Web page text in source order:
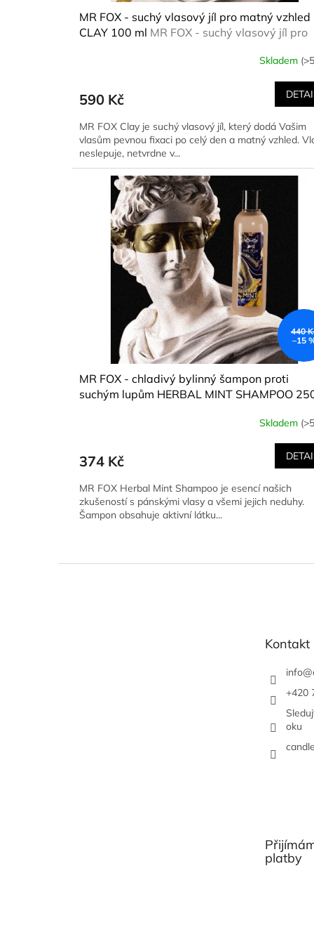
MR FOX - suchý vlasový jíl pro matný vzhled
CLAY 100 ml MR FOX - suchý vlasový jíl pro
Skladem
590 Kč
MR FOX Clay je suchý vlasový jíl, který dodá Vašim
vlasům pevnou fixaci po celý den a matný vzhled.
neslepuje, netvrdne v...
440
–15
MR FOX - chladivý bylinný šampon proti
suchým lupům HERBAL MINT SHAMPOO
suchým lupům HERBAL MINT SHAMPOO 250
Skladem
374 Kč
MR FOX Herbal Mint Shampoo je esencí našich
zkušeností s pánskými vlasy a všemi jejich neduhy.
Šampon obsahuje aktivní látku...
Kontakt
info@
+420
oku
platby